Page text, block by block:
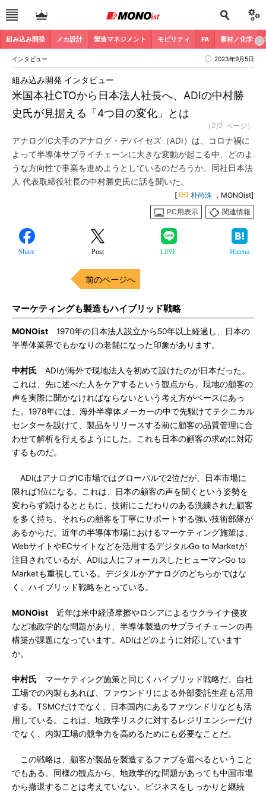
組み込み開発 メカ設計 製造マネジメント モビリティ FA 素材／化学
インタビュー 2023年9月5日
米国本社CTOから日本法人社長へ、ADIの中村勝
史氏が見据える「4つ目の変化」とは
組み込み開発 インタビュー
（2/2 ページ）
アナログIC大手のアナログ・デバイセズ（ADI）は、コロナ禍に
よって半導体サプライチェーンに大きな変動が起こる中、どのよ
うな方向性で事業を進めようとしているのだろうか。同社日本法
人 代表取締役社長の中村勝史氏に話を聞いた。
[ 朴尚洙 ，MONOist]
PC用表示
関連情報
Share Post LINE Hatena
前のページへ
マーケティングも製造もハイブリッド戦略
MONOist 1970年の日本法人設立から50年以上経過し、日本の
半導体業界でもかなりの老舗になった印象があります。
中村氏 ADIが海外で現地法人を初めて設けたのが日本だった。
これは、先に述べた人をケアするという観点から、現地の顧客の
声を実際に聞かなければならないという考え方がベースにあっ
た。1978年には、海外半導体メーカーの中で先駆けてテクニカル
センターを設けて、製品をリリースする前に顧客の品質管理に合
わせて解析を行えるようにした。これも日本の顧客の求めに対応
するものだ。
ADIはアナログIC市場ではグローバルで2位だが、日本市場に
限れば1位になる。これは、日本の顧客の声を聞くという姿勢を
変わらず続けるとともに、技術にこだわりのある洗練された顧客
を多く持ち、それらの顧客を丁寧にサポートする強い技術部隊が
あるからだ。近年の半導体市場におけるマーケティング施策は、
WebサイトやECサイトなどを活用するデジタルGo to Marketが
注目されているが、ADIは人にフォーカスしたヒューマンGo to
Marketも重視している。デジタルかアナログのどちらかではな
く、ハイブリッド戦略をとっている。
MONOist 近年は米中経済摩擦やロシアによるウクライナ侵攻
など地政学的な問題があり、半導体製造のサプライチェーンの再
構築が課題になっています。ADIはどのように対応しています
か。
中村氏 マーケティング施策と同じくハイブリッド戦略だ。自社
工場での内製もあれば、ファウンドリによる外部委託生産も活用
する。TSMCだけでなく、日本国内にあるファウンドリなども活
用している。これは、地政学リスクに対するレジリエンシーだけ
でなく、内製工場の競争力を高めるためにも必要なことだ。
この戦略は、顧客が製品を製造するファブを選べるということ
でもある。同様の観点から、地政学的な問題があっても中国市場
から撤退することは考えていない。ビジネスをしっかりと継続